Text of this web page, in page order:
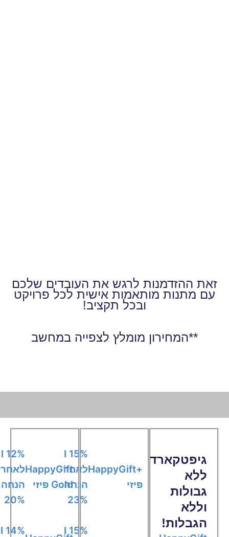
זאת ההזדמנות לרגש את העובדים שלכם
עם מתנות מותאמות אישית לכל פרויקט
ובכל תקציב!
**המחירון מומלץ לצפייה במחשב
גיפטקארד
ללא
גבולות
וללא
הגבלות!
+HappyGift
פיזי
לאחר
הנחה:
23%
HappyGift
Gold פיזי
לאחר
הנחה:
20%